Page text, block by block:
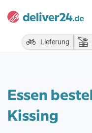
Lieferung
Essen
Kissing